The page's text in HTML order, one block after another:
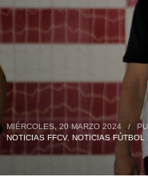
MIÉRCOLES, 20 MARZO 2024 /
NOTICIAS FFCV, NOTICIAS FÚTBOL